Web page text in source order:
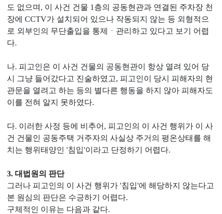
도 없으며, 이 사건 건물 1층의 공동현관과 연결된 주차장 천
장에 CCTV가 설치되어 있으나 작동되지 않는 등 외형적으
로 외부인의 무단출입을 통제ㆍ관리하고 있다고 보기 어렵
다.
나. 피고인은 이 사건 건물의 공동현관이 항상 열려 있어 당
시 그냥 들어갔다고 진술하였고, 피고인이 당시 피해자의 현
관문을 열려고 하는 등의 별다른 행동을 하지 않아 피해자도
이를 전혀 알지 못하였다.
다. 이러한 사정 등에 비추어, 피고인의 이 사건 행위가 이 사
건 건물인 공동주택 거주자의 사실상 주거의 평온상태를 해
치는 행위태양인 '침입'이라고 단정하기 어렵다.
3. 대법원의 판단
그러나 피고인의 이 사건 행위가 '침입'에 해당하지 않는다고
본 원심의 판단은 수긍하기 어렵다.
구체적인 이유는 다음과 같다.